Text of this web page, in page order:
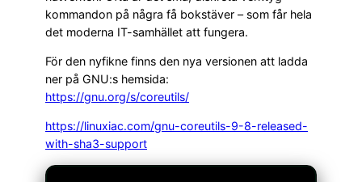
kommandon på några få bokstäver – som får hela
det moderna IT-samhället att fungera.
För den nyfikne finns den nya versionen att ladda
ner på GNU:s hemsida:
https://gnu.org/s/coreutils/
https://linuxiac.com/gnu-coreutils-9-8-released-
with-sha3-support